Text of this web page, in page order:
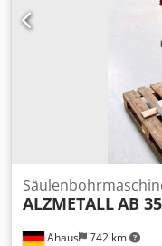
Großer Aufspanntisch
Kreuzhebel • Große
240 mm •
Kühlmittelanlage
Rüschebrinkstr. 151-
Ahaus 742 km
ALZMETALLAB